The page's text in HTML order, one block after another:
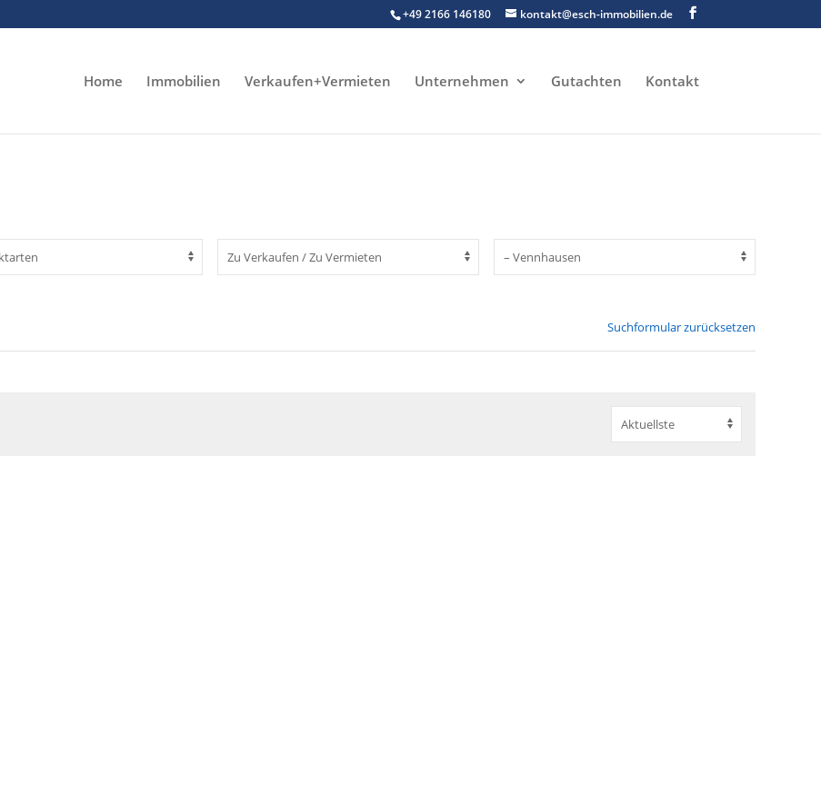
+49 2166 146180 kontakt@esch-immobilien.de
Home Immobilien Verkaufen+Vermieten Unternehmen Gutachten Kontakt
Suchformular zurücksetzen